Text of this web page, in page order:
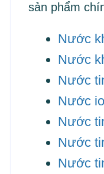
sản phẩm
Nước
Nước
Nước
Nước
Nước
Nước
Nước